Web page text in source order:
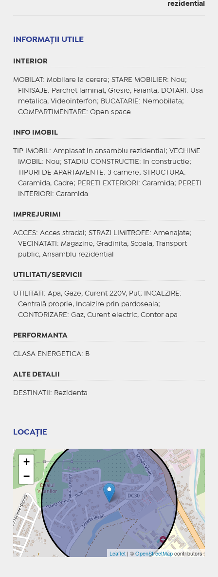
rezidential
INFORMAŢII UTILE
INTERIOR
MOBILAT : Mobilare la cerere; STARE MOBILIER: Nou;
FINISAJE : Parchet laminat, Gresie, Faianta; DOTARI : Usa
metalica, Videointerfon; BUCATARIE : Nemobilata;
COMPARTIMENTARE : Open space
INFO IMOBIL
TIP IMOBIL : Amplasat in ansamblu rezidential; VECHIME
IMOBIL : Nou; STADIU CONSTRUCTIE : In constructie;
TIPURI DE APARTAMENTE : 3 camere; STRUCTURA:
Caramida, Cadre; PERETI EXTERIORI : Caramida; PERETI
INTERIORI : Caramida
IMPREJURIMI
ACCES: Acces stradal; STRAZI LIMITROFE : Amenajate;
VECINATATI : Magazine, Gradinita, Scoala, Transport
public, Ansamblu rezidential
UTILITATI/SERVICII
UTILITATI : Apa, Gaze, Curent 220V, Put; INCALZIRE :
Centrală proprie, Incalzire prin pardoseala;
CONTORIZARE : Gaz, Curent electric, Contor apa
PERFORMANTA
CLASA ENERGETICA: B
ALTE DETALII
DESTINATII : Rezidenta
LOCAȚIE
+
−
Leaflet | ©OpenStreetMapcontributors